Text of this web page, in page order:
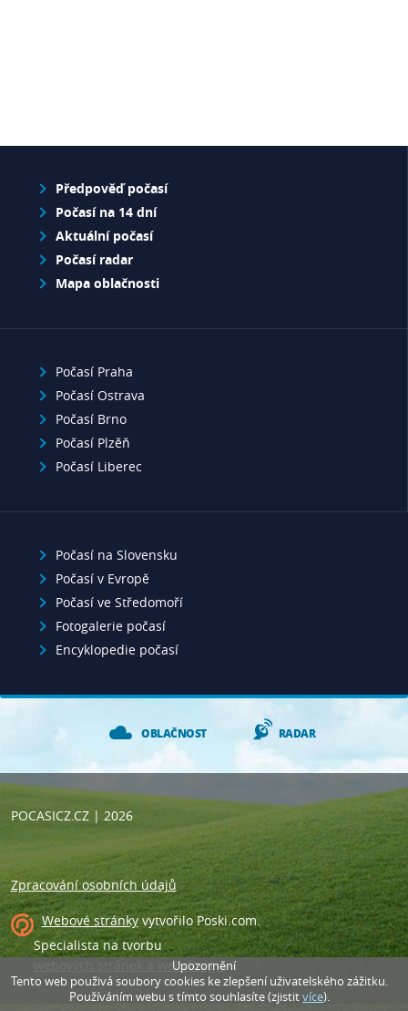
Předpověď počasí
Počasí na 14 dní
Aktuální počasí
Počasí radar
Mapa oblačnosti
Počasí Praha
Počasí Ostrava
Počasí Brno
Počasí Plzěň
Počasí Liberec
Počasí na Slovensku
Počasí v Evropě
Počasí ve Středomoří
Fotogalerie počasí
Encyklopedie počasí
OBLAČNOST RADAR
POCASICZ.CZ| 2026
Zpracování osobních údajů
Webové stránkyvytvořilo Poski.com.
Specialista na tvorbu
webových stránek a webdesign.
Upozornění
Tento web použivá soubory cookies ke zlepšení uživatelského zážitku.
Používáním webu s tímto souhlasíte (zjistitvíce).